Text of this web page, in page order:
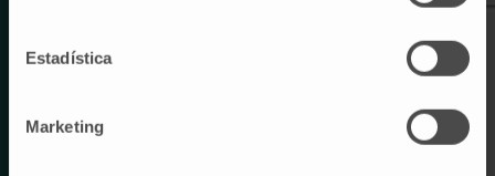
Estadística
Marketing